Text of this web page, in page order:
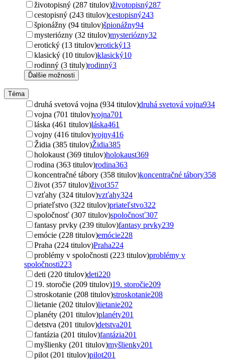
životopisný (287 titulov)životopisný287
cestopisný (243 titulov)cestopisný243
špionážny (94 titulov)špionážny94
mysteriózny (32 titulov)mysteriózny32
erotický (13 titulov)erotický13
klasický (10 titulov)klasický10
rodinný (3 tituly)rodinný3
Ďalšie možnosti
Téma
druhá svetová vojna (934 titulov)druhá svetová vojna934
vojna (701 titulov)vojna701
láska (461 titulov)láska461
vojny (416 titulov)vojny416
Židia (385 titulov)Židia385
holokaust (369 titulov)holokaust369
rodina (363 titulov)rodina363
koncentračné tábory (358 titulov)koncentračné tábory358
život (357 titulov)život357
vzťahy (324 titulov)vzťahy324
priateľstvo (322 titulov)priateľstvo322
spoločnosť (307 titulov)spoločnosť307
fantasy prvky (239 titulov)fantasy prvky239
emócie (228 titulov)emócie228
Praha (224 titulov)Praha224
problémy v spoločnosti (223 titulov)problémy v
spoločnosti223
deti (220 titulov)deti220
19. storočie (209 titulov)19. storočie209
stroskotanie (208 titulov)stroskotanie208
lietanie (202 titulov)lietanie202
planéty (201 titulov)planéty201
detstva (201 titulov)detstva201
fantázia (201 titulov)fantázia201
myšlienky (201 titulov)myšlienky201
pilot (201 titulov)pilot201